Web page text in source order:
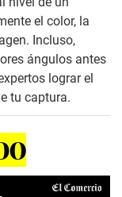
el color, la
Incluso,
ángulos antes
lograr el
tu captura.